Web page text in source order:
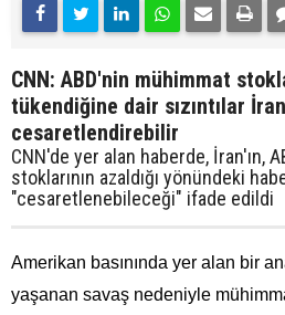
CNN: ABD'nin mühimmat
tükendiğine dair sızıntılar
cesaretlendirebilir
CNN'de yer alan haberde, İran'ın,
stoklarının azaldığı yönündeki
"cesaretlenebileceği" ifade edildi
Amerikan basınında yer alan bir
yaşanan savaş nedeniyle